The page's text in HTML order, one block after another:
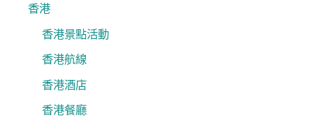
香港
香港景點活動
香港航線
香港酒店
香港餐廳